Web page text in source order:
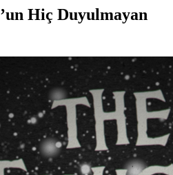
Hiç Duyulmayan